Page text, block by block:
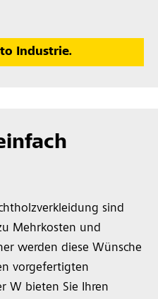
Industrie.
sind
Mehrkosten und
werden diese Wünsche
vorgefertigten
W bieten Sie Ihren